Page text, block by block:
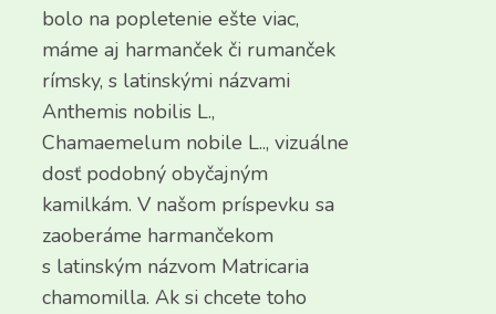
bolo na popletenie ešte viac,
máme aj harmanček či rumanček
rímsky, s latinskými názvami
Anthemis nobilis L.,
Chamaemelum nobile L.., vizuálne
dosť podobný obyčajným
kamilkám. V našom príspevku sa
zaoberáme harmančekom
s latinským názvom Matricaria
chamomilla. Ak si chcete toho